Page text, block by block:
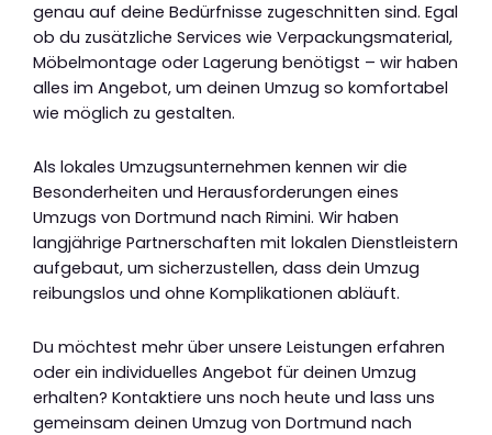
genau auf deine Bedürfnisse zugeschnitten sind. Egal
ob du zusätzliche Services wie Verpackungsmaterial,
Möbelmontage oder Lagerung benötigst – wir haben
alles im Angebot, um deinen Umzug so komfortabel
wie möglich zu gestalten.
Als lokales Umzugsunternehmen kennen wir die
Besonderheiten und Herausforderungen eines
Umzugs von Dortmund nach Rimini. Wir haben
langjährige Partnerschaften mit lokalen Dienstleistern
aufgebaut, um sicherzustellen, dass dein Umzug
reibungslos und ohne Komplikationen abläuft.
Du möchtest mehr über unsere Leistungen erfahren
oder ein individuelles Angebot für deinen Umzug
erhalten? Kontaktiere uns noch heute und lass uns
gemeinsam deinen Umzug von Dortmund nach